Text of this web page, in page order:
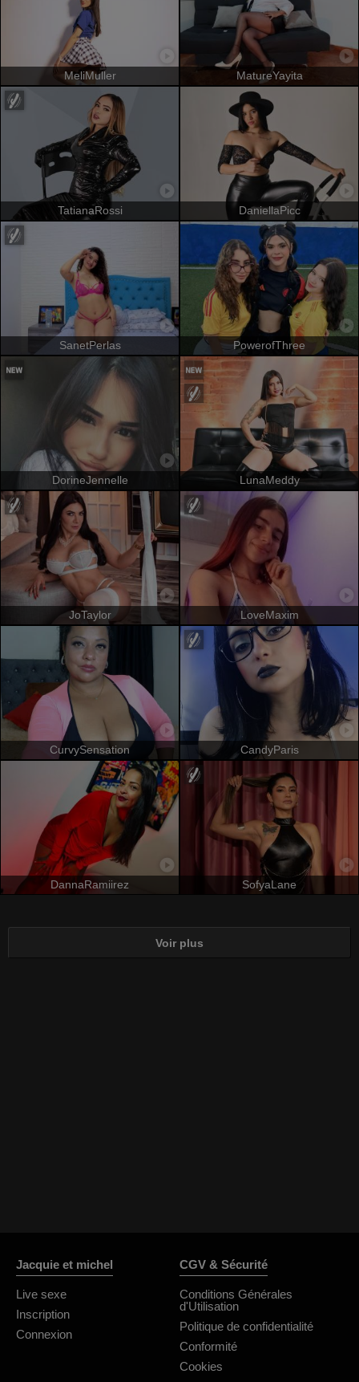
MeliMuller MatureYayita
TatianaRossi DaniellaPicc
SanetPerlas PowerofThree
DorineJennelle LunaMeddy
JoTaylor LoveMaxim
CurvySensation CandyParis
DannaRamiirez SofyaLane
Voir plus
Jacquie et michel
Live sexe
Inscription
Connexion
CGV & Sécurité
Conditions Générales
d'Utilisation
Politique de confidentialité
Conformité
Cookies